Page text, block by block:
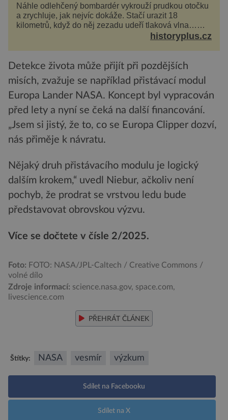
Náhle odlehčený bombardér vykrouží prudkou otočku
a zrychluje, jak nejvíc dokáže. Stačí urazit 18
kilometrů, když do něj zezadu udeří tlaková vlna…
Americké rozhodnutí svrhnout ničivou jadernou
historyplus.cz
Detekce života může přijít při pozdějších
misích, zvažuje se například přistávací modul
Europa Lander NASA. Koncept byl vypracován
před lety a nyní se čeká na další financování.
„Jsem si jistý, že to, co se Europa Clipper dozví,
nás přiměje k návratu.
Nějaký druh přistávacího modulu je logický
dalším krokem,“ uvedl Niebur, ačkoliv není
pochyb, že prodrat se vrstvou ledu bude
představovat obrovskou výzvu.
Více se dočtete v čísle 2/2025.
Foto: FOTO: NASA/JPL-Caltech / Creative Commons /
volné dílo
Zdroje informací: science.nasa.gov, space.com,
livescience.com
PŘEHRÁT ČLÁNEK
Štítky: NASA vesmír výzkum
Sdílet na Facebooku
Sdílet na X